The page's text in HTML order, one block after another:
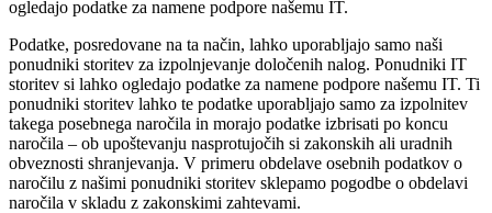
ogledajo podatke za namene podpore našemu IT.
Podatke, posredovane na ta način, lahko uporabljajo samo naši
ponudniki storitev za izpolnjevanje določenih nalog. Ponudniki IT
storitev si lahko ogledajo podatke za namene podpore našemu IT. Ti
ponudniki storitev lahko te podatke uporabljajo samo za izpolnitev
takega posebnega naročila in morajo podatke izbrisati po koncu
naročila – ob upoštevanju nasprotujočih si zakonskih ali uradnih
obveznosti shranjevanja. V primeru obdelave osebnih podatkov o
naročilu z našimi ponudniki storitev sklepamo pogodbe o obdelavi
naročila v skladu z zakonskimi zahtevami.